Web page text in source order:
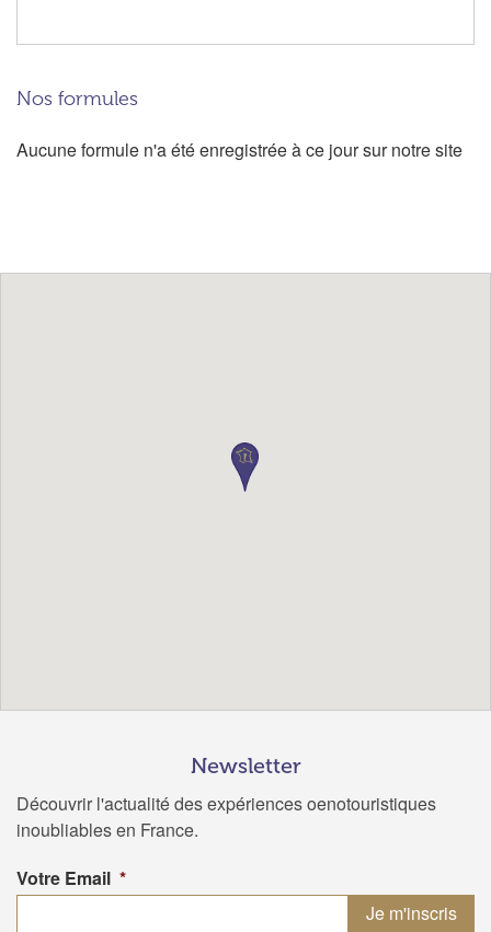
Nos formules
Aucune formule n'a été enregistrée à ce jour sur notre site
Newsletter
Découvrir l'actualité des expériences oenotouristiques
inoubliables en France.
Votre Email *